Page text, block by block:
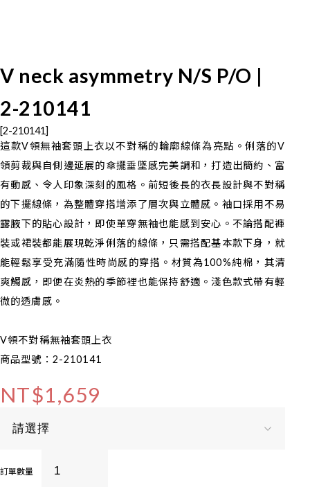
V neck asymmetry N/S P/O |
2-210141
[2-210141]
這款V領無袖套頭上衣以不對稱的輪廓線條為亮點。俐落的V
領剪裁與自側邊延展的傘擺垂墜感完美調和，打造出簡約、富
有動感、令人印象深刻的風格。前短後長的衣長設計與不對稱
的下擺線條，為整體穿搭增添了層次與立體感。袖口採用不易
露腋下的貼心設計，即使單穿無袖也能感到安心。不論搭配褲
裝或裙裝都能展現乾淨俐落的線條，只需搭配基本款下身，就
能輕鬆享受充滿隨性時尚感的穿搭。材質為100%純棉，其清
爽觸感，即便在炎熱的季節裡也能保持舒適。淺色款式帶有輕
微的透膚感。
V領不對稱無袖套頭上衣
商品型號：2-210141
NT$1,659
訂單數量